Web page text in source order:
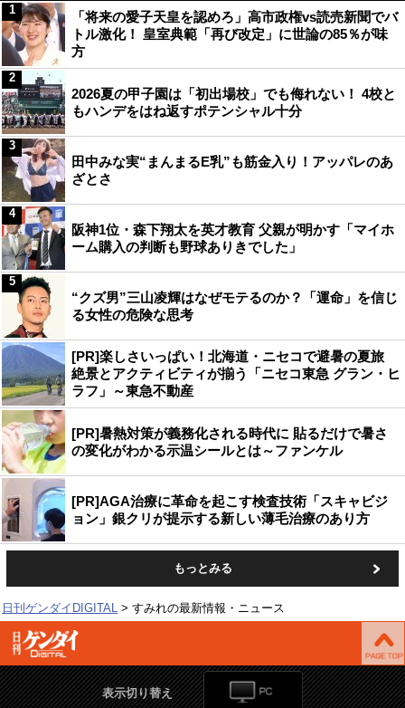
「将来の愛子天皇を認めろ」高市政権vs読売新聞でバ
トル激化！ 皇室典範「再び改定」に世論の85％が味
方
1
2026夏の甲子園は「初出場校」でも侮れない！ 4校と
もハンデをはね返すポテンシャル十分
2
田中みな実“まんまるE乳”も筋金入り！アッパレのあ
ざとさ
3
阪神1位・森下翔太を英才教育 父親が明かす「マイホ
ーム購入の判断も野球ありきでした」
4
“クズ男”三山凌輝はなぜモテるのか？「運命」を信じ
る女性の危険な思考
5
[PR]楽しさいっぱい！北海道・ニセコで避暑の夏旅
絶景とアクティビティが揃う「ニセコ東急 グラン・ヒ
ラフ」～東急不動産
[PR]暑熱対策が義務化される時代に 貼るだけで暑さ
の変化がわかる示温シールとは～ファンケル
[PR]AGA治療に革命を起こす検査技術「スキャビジ
ョン」銀クリが提示する新しい薄毛治療のあり方
もっとみる
日刊ゲンダイDIGITAL すみれの最新情報・ニュース
表示切り替え